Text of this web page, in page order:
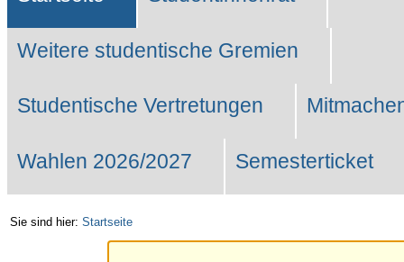
Weitere studentische Gremien
Studentische Vertretungen
Wahlen 2026/2027 Semesterticket
Sie sind hier: Startseite